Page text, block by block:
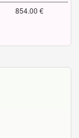
854.00 €